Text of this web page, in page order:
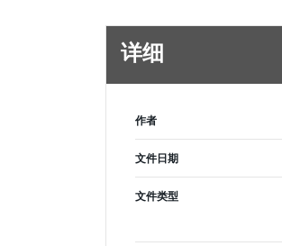
详细
作者
文件日期
文件类型